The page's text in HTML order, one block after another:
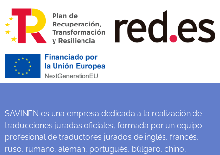
SAVINEN es una empresa dedicada a la realización de
traducciones juradas oficiales, formada por un equipo
profesional de traductores jurados de inglés, francés,
ruso, rumano, alemán, portugués, búlgaro, chino,